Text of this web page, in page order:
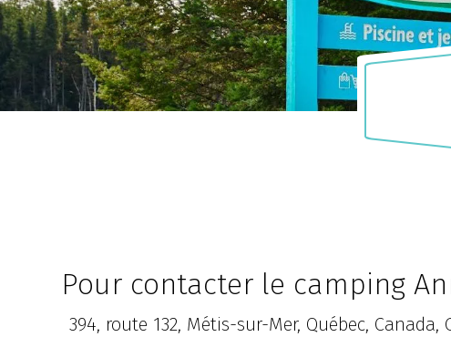
Pour contacter le camping
394, route 132, Métis-sur-Mer, Québec, Canada,